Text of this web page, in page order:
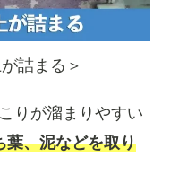
詰まる＞
りが溜まりやすい
葉、泥などを取り